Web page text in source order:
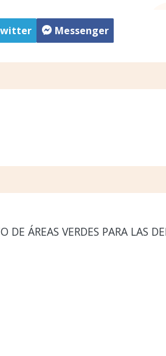
Messenger
DE ÁREAS VERDES PARA LAS